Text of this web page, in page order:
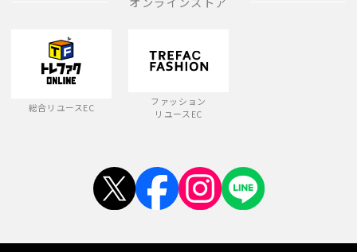
総合リユースEC
ファッション
リユースEC